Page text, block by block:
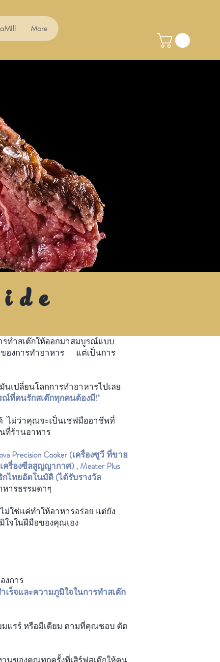
More
ารทำสเต๊กให้ออกมาสมบูรณ์แบบ
ของการทำอาหาร แต่เป็นการ
นเปลี่ยนโลกการทำอาหารไปเลย
ที่คนรักสเต๊กทุกคนต้องมี!"
ไม่ว่าคุณจะเป็นเชฟมืออาชีพที่
ที่ร้านอาหาร
Precision Cooker (เครื่องซูวี ที่ขาย
(เครื่องซีลสูญญากาศ) , Meater Plus
กไทยอัตโนมัติ (ได้รับรางวัล
ารธรรมดาๆ
ใช่แค่ทำให้อาหารอร่อย แต่ยัง
ใจในฝีมือของคุณเอง
งการ
ร็จและความภูมิใจในการทำสเต๊ก
แรร์ หรือมีเดียม ตามที่คุณชอบ ตัด